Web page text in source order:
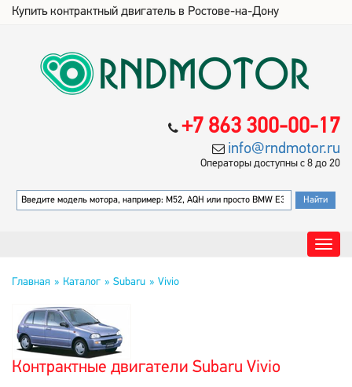
Купить контрактный двигатель в Ростове-на-Дону
+7 863 300-00-17
info@rndmotor.ru
Операторы доступны с 8 до 20
Главная Каталог Subaru Vivio
Контрактные двигатели Subaru Vivio